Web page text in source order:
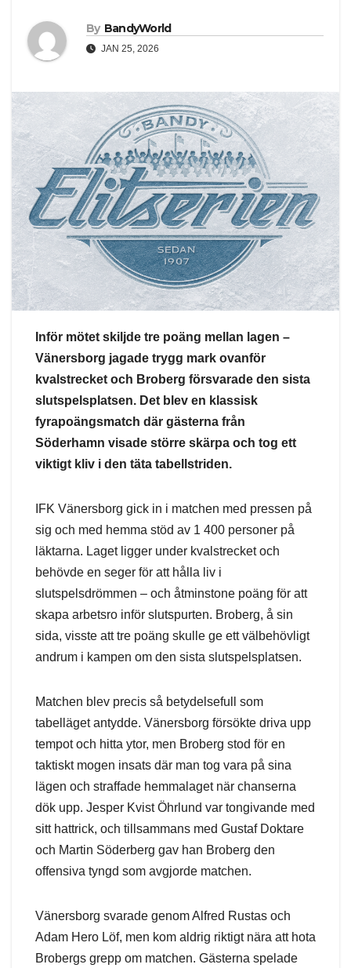
By BandyWorld
JAN 25, 2026
Inför mötet skiljde tre poäng mellan lagen –
Vänersborg jagade trygg mark ovanför
kvalstrecket och Broberg försvarade den sista
slutspelsplatsen. Det blev en klassisk
fyrapoängsmatch där gästerna från
Söderhamn visade större skärpa och tog ett
viktigt kliv i den täta tabellstriden.
IFK Vänersborg gick in i matchen med pressen på
sig och med hemma stöd av 1 400 personer på
läktarna. Laget ligger under kvalstrecket och
behövde en seger för att hålla liv i
slutspelsdrömmen – och åtminstone poäng för att
skapa arbetsro inför slutspurten. Broberg, å sin
sida, visste att tre poäng skulle ge ett välbehövligt
andrum i kampen om den sista slutspelsplatsen.
Matchen blev precis så betydelsefull som
tabelläget antydde. Vänersborg försökte driva upp
tempot och hitta ytor, men Broberg stod för en
taktiskt mogen insats där man tog vara på sina
lägen och straffade hemmalaget när chanserna
dök upp. Jesper Kvist Öhrlund var tongivande med
sitt hattrick, och tillsammans med Gustaf Doktare
och Martin Söderberg gav han Broberg den
offensiva tyngd som avgjorde matchen.
Vänersborg svarade genom Alfred Rustas och
Adam Hero Löf, men kom aldrig riktigt nära att hota
Brobergs grepp om matchen. Gästerna spelade